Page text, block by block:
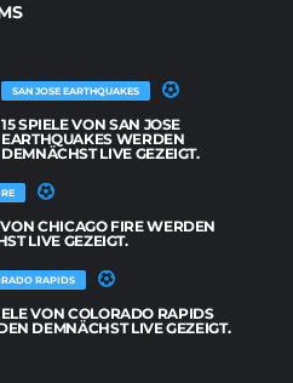
SAN JOSE EARTHQUAKES
15 SPIELE VON SAN JOSE
EARTHQUAKES WERDEN
DEMNÄCHST LIVE GEZEIGT.
VON CHICAGO FIRE WERDEN
LIVE GEZEIGT.
RAPIDS
VON COLORADO RAPIDS
DEMNÄCHST LIVE GEZEIGT.